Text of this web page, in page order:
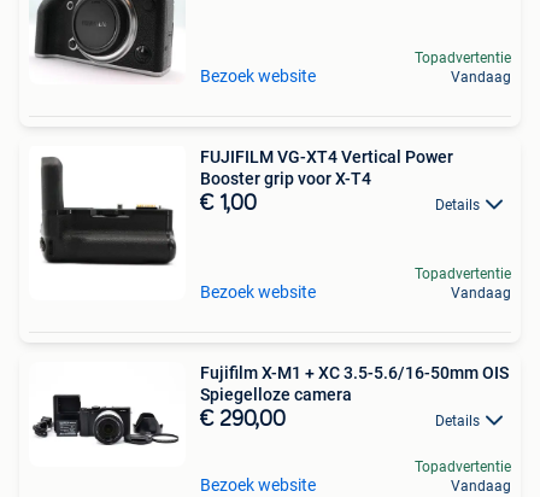
Bezoek website
Topadvertentie
Vandaag
FUJIFILM VG-XT4 Vertical Power
Booster grip voor X-T4
€ 1,00 Details
Bezoek website
Topadvertentie
Vandaag
Fujifilm X-M1 + XC 3.5-5.6/16-50mm OIS
Spiegelloze camera
€ 290,00 Details
Bezoek website
Topadvertentie
Vandaag